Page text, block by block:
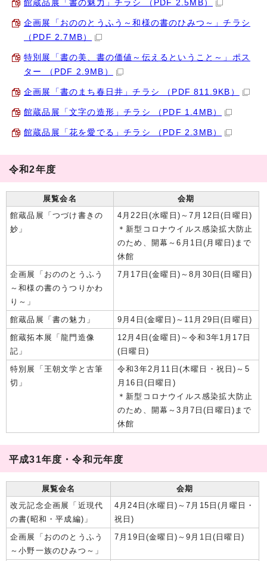
館蔵品展「書の魅力」チラシ （PDF 2.5MB）
企画展「おののとうふう～和様の書のひみつ～」チラシ
（PDF 2.7MB）
特別展「書の美、書の価値～伝えるということ～」ポス
ター （PDF 2.9MB）
企画展「書のまち春日井」チラシ （PDF 811.9KB）
館蔵品展「文字の造形」チラシ （PDF 1.4MB）
館蔵品展「花を愛でる」チラシ （PDF 2.3MB）
令和2年度
展覧会名
会期
館蔵品展「つづけ書きの
妙」
4月22日(水曜日)～7月12日(日曜日)
＊新型コロナウイルス感染拡大防止
のため、開幕～6月1日(月曜日)まで
休館
企画展「おののとうふう
～和様の書のうつりかわ
り～」
7月17日(金曜日)～8月30日(日曜日)
館蔵品展「書の魅力」
9月4日(金曜日)～11月29日(日曜日)
館蔵拓本展「龍門造像
記」
12月4日(金曜日)～令和3年1月17日
(日曜日)
特別展「王朝文学と古筆
切」
令和3年2月11日(木曜日・祝日)～5
月16日(日曜日)
＊新型コロナウイルス感染拡大防止
のため、開幕～3月7日(日曜日)まで
休館
平成31年度・令和元年度
展覧会名
会期
改元記念企画展「近現代
の書(昭和・平成編)」
4月24日(水曜日)～7月15日(月曜日・
祝日)
企画展「おののとうふう
～小野一族のひみつ～」
7月19日(金曜日)～9月1日(日曜日)